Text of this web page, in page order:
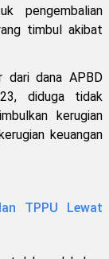
pengembalian
timbul akibat
dari dana APBD
diduga tidak
kerugian
keuangan
TPPU Lewat